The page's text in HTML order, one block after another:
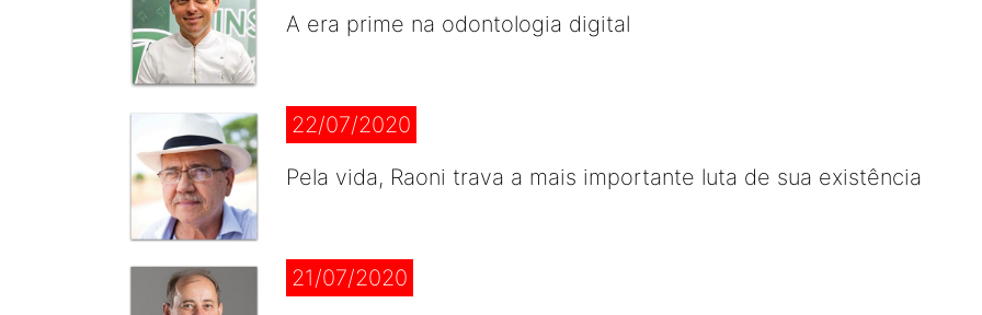
A era prime na odontologia digital
22/07/2020
Pela vida, Raoni trava a mais importante luta de sua existência
21/07/2020